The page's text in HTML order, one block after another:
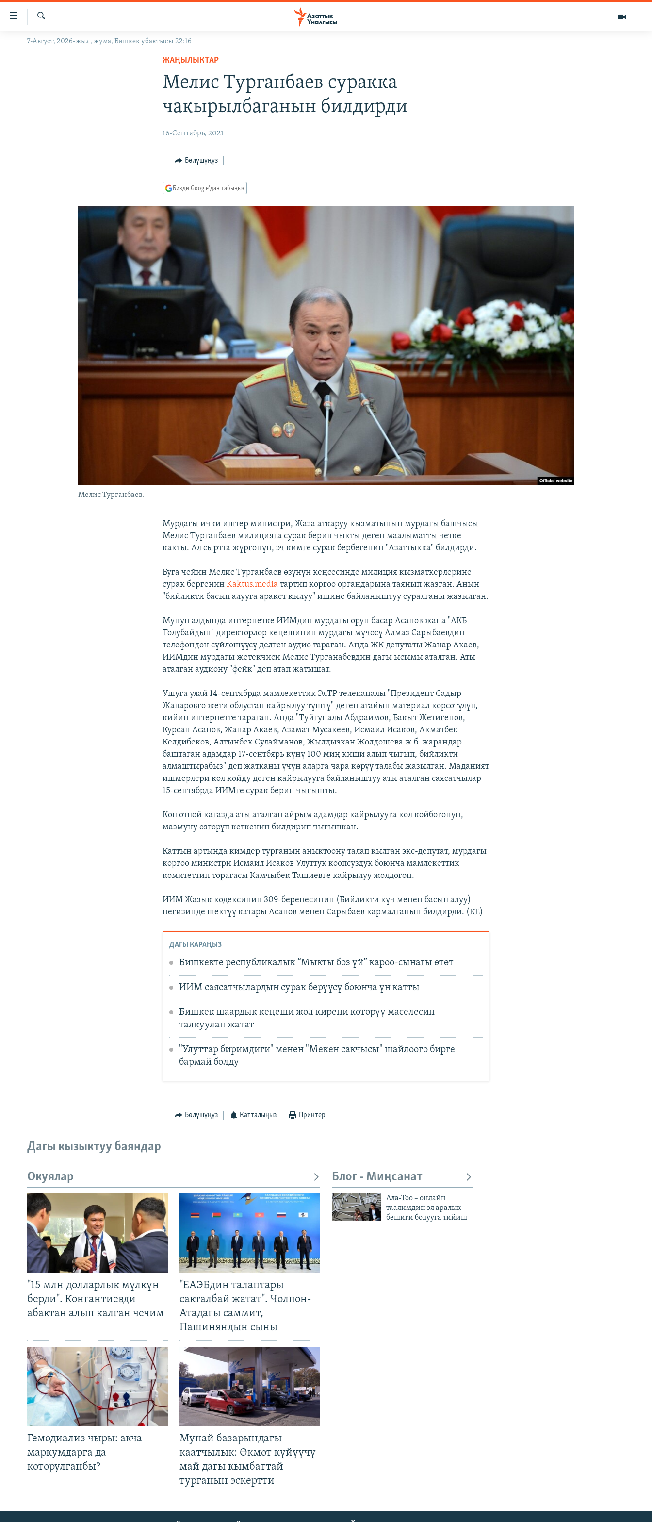
Линктер
Мазмунга
Навигацияга
ЖАҢЫЛЫКТАР
Издөө
7-Август, 2026-жыл, жума, Бишкек убактысы 22:16
ЖАҢЫЛЫКТАР
Мелис Турганбаев суракка
чакырылбаганын билдирди
16-Сентябрь, 2021
Бөлүшүңүз
Бизди Google'дан табыңыз
Мелис Турганбаев.
Мурдагы ички иштер министри, Жаза аткаруу кызматынын мурдагы башчысы
Мелис Турганбаев милицияга сурак берип чыкты деген маалыматты четке
какты. Ал сыртта жүргөнүн, эч кимге сурак бербегенин "Азаттыкка" билдирди.
Буга чейин Мелис Турганбаев өзүнүн кеңсесинде милиция кызматкерлерине
сурак бергенинKaktus.media тартип коргоо органдарына таянып жазган. Анын
"бийликти басып алууга аракет кылуу" ишине байланыштуу суралганы жазылган.
Мунун алдында интернетке ИИМдин мурдагы орун басар Асанов жана "АКБ
Толубайдын" директорлор кеңешинин мурдагы мүчөсү Алмаз Сарыбаевдин
телефондон сүйлөшүүсү делген аудио тараган. Анда ЖК депутаты Жанар Акаев,
ИИМдин мурдагы жетекчиси Мелис Турганабевдин дагы ысымы аталган. Аты
аталган аудиону "фейк" деп атап жатышат.
Ушуга улай 14-сентябрда мамлекеттик ЭлТР телеканалы "Президент Садыр
Жапаровго жети облустан кайрылуу түштү" деген атайын материал көрсөтүлүп,
кийин интернетте тараган. Анда "Туйгуналы Абдраимов, Бакыт Жетигенов,
Курсан Асанов, Жанар Акаев, Азамат Мусакеев, Исмаил Исаков, Акматбек
Келдибеков, Алтынбек Сулайманов, Жылдызкан Жолдошева ж.б. жарандар
баштаган адамдар 17-сентбярь күнү 100 миң киши алып чыгып, бийликти
алмаштырабыз" деп жатканы үчүн аларга чара көрүү талабы жазылган. Маданият
ишмерлери кол койду деген кайрылууга байланыштуу аты аталган саясатчылар
15-сентябрда ИИМге сурак берип чыгышты.
Көп өтпөй кагазда аты аталган айрым адамдар кайрылууга кол койбогонун,
мазмуну өзгөрүп кеткенин билдирип чыгышкан.
Каттын артында кимдер турганын аныктоону талап кылган экс-депутат, мурдагы
коргоо министри Исмаил Исаков Улуттук коопсуздук боюнча мамлекеттик
комитеттин төрагасы Камчыбек Ташиевге кайрылуу жолдогон.
ИИМ Жазык кодексинин 309-беренесинин (Бийликти күч менен басып алуу)
негизинде шектүү катары Асанов менен Сарыбаев кармалганын билдирди. (КЕ)
ДАГЫ КАРАҢЫЗ
Бишкекте республикалык “Мыкты боз үй” кароо-сынагы өтөт
ИИМ саясатчылардын сурак берүүсү боюнча үн катты
Бишкек шаардык кеңеши жол кирени көтөрүү маселесин
талкуулап жатат
"Улуттар биримдиги" менен "Мекен сакчысы" шайлоого бирге
бармай болду
Бөлүшүңүз Катталыңыз Принтер
Дагы кызыктуу баяндар
Окуялар
"15 млн долларлык мүлкүн
берди". Конгантиевди
абактан алып калган чечим
"ЕАЭБдин талаптары
сакталбай жатат". Чолпон-
Атадагы саммит,
Пашиняндын сыны
Гемодиализ чыры: акча
маркумдарга да
которулганбы?
Мунай базарындагы
каатчылык: Өкмөт күйүүчү
май дагы кымбаттай
турганын эскертти
Блог - Миңсанат
Ала-Тоо – онлайн
таалимдин эл аралык
бешиги болууга тийиш